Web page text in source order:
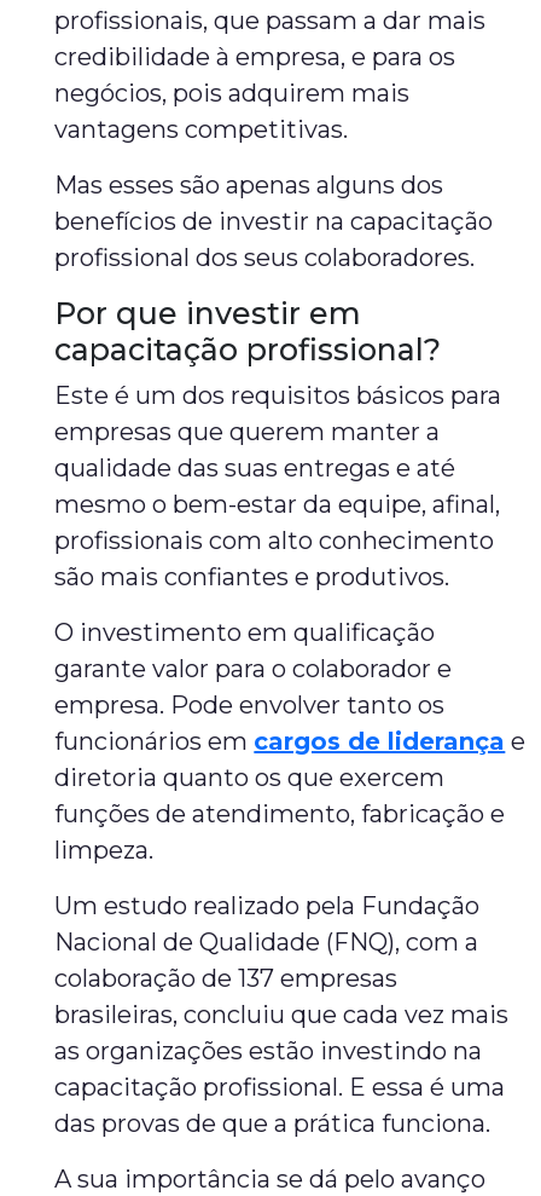
profissionais, que passam a dar mais
credibilidade à empresa, e para os
negócios, pois adquirem mais
vantagens competitivas.
Mas esses são apenas alguns dos
benefícios de investir na capacitação
profissional dos seus colaboradores.
Por que investir em
capacitação profissional?
Este é um dos requisitos básicos para
empresas que querem manter a
qualidade das suas entregas e até
mesmo o bem-estar da equipe, afinal,
profissionais com alto conhecimento
são mais confiantes e produtivos.
O investimento em qualificação
garante valor para o colaborador e
empresa. Pode envolver tanto os
funcionários em cargos de liderança e
diretoria quanto os que exercem
funções de atendimento, fabricação e
limpeza.
Um estudo realizado pela Fundação
Nacional de Qualidade (FNQ), com a
colaboração de 137 empresas
brasileiras, concluiu que cada vez mais
as organizações estão investindo na
capacitação profissional. E essa é uma
das provas de que a prática funciona.
A sua importância se dá pelo avanço